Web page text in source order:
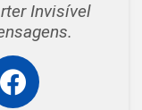
Invisível